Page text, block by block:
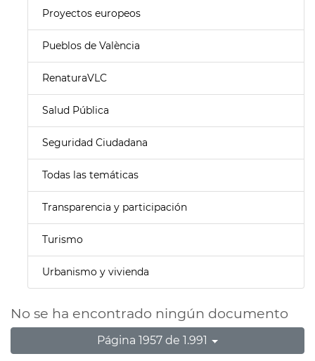
Proyectos europeos
Pueblos de València
RenaturaVLC
Salud Pública
Seguridad Ciudadana
Todas las temáticas
Transparencia y participación
Turismo
Urbanismo y vivienda
No se ha encontrado ningún documento
Página 1957 de 1.991